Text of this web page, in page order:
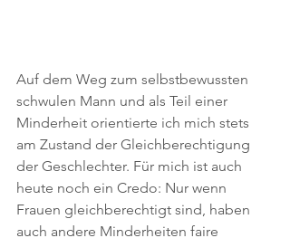
Auf dem Weg zum selbstbewussten
schwulen Mann und als Teil einer
Minderheit orientierte ich mich stets
am Zustand der Gleichberechtigung
der Geschlechter. Für mich ist auch
heute noch ein Credo: Nur wenn
Frauen gleichberechtigt sind, haben
auch andere Minderheiten faire